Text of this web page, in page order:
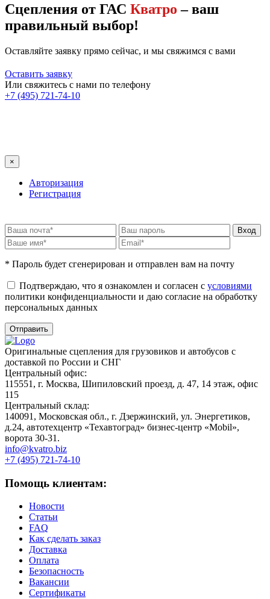
Сцепления от ГАС Кватро – ваш
правильный выбор!
Оставляйте заявку прямо сейчас, и мы свяжимся с вами
Оставить заявку
Или свяжитесь с нами по телефону
+7 (495) 721-74-10
×
Авторизация
Регистрация
* Пароль будет сгенерирован и отправлен вам на почту
Подтверждаю, что я ознакомлен и согласен с условиями
политики конфиденциальности и даю согласие на обработку
персональных данных
Оригинальные сцепления для грузовиков и автобусов с
доставкой по России и СНГ
Центральный офис:
115551, г. Москва, Шипиловский проезд, д. 47, 14 этаж, офис
115
Центральный склад:
140091, Московская обл., г. Дзержинский, ул. Энергетиков,
д.24, автотехцентр «Техавтоград» бизнес-центр «Mobil»,
ворота 30-31.
info@kvatro.biz
+7 (495) 721-74-10
Помощь клиентам:
Новости
Статьи
FAQ
Как сделать заказ
Доставка
Оплата
Безопасность
Вакансии
Сертификаты